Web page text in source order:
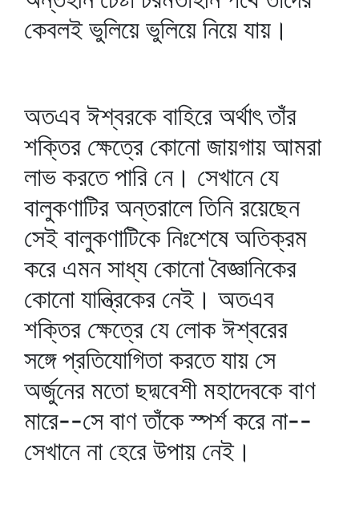
কেবলই ভুলিয়ে ভুলিয়ে নিয়ে যায়।
অতএব ঈশ্বরকে বাহিরে অর্থাৎ তাঁর
শক্তির ক্ষেত্রে কোনো জায়গায় আমরা
লাভ করতে পারি নে। সেখানে যে
বালুকণাটির অন্তরালে তিনি রয়েছেন
সেই বালুকণাটিকে নিঃশেষে অতিক্রম
করে এমন সাধ্য কোনো বৈজ্ঞানিকের
কোনো যান্ত্রিকের নেই। অতএব
শক্তির ক্ষেত্রে যে লোক ঈশ্বরের
সঙ্গে প্রতিযোগিতা করতে যায় সে
অর্জুনের মতো ছদ্মবেশী মহাদেবকে বাণ
মারে--সে বাণ তাঁকে স্পর্শ করে না--
সেখানে না হেরে উপায় নেই।